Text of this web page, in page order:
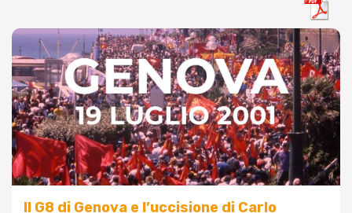
Il G8 di Genova e l’uccisione di Carlo